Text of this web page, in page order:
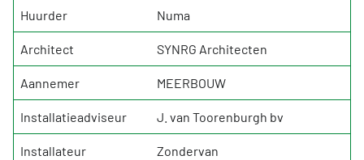
Huurder Numa
Architect SYNRG Architecten
Aannemer MEERBOUW
Installatieadviseur J. van Toorenburgh bv
Installateur Zondervan